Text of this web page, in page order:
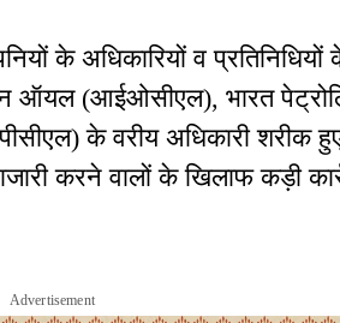
के अधिकारियों व
ऑयल (आईओसीएल), भारत
के वरीय अधिकारी शरीक
करने वालों के खिलाफ कड़ी
Advertisement